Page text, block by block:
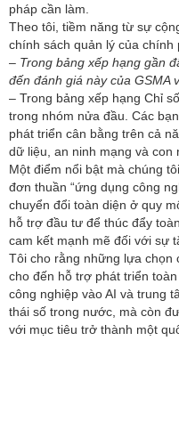
pháp cần làm.
Theo tôi, tiềm năng từ sự
chính sách quản lý của
– Trong bảng xếp hạng gần
đến đánh giá này của GSMA
– Trong bảng xếp hạng Chỉ
trong nhóm nửa đầu. Các
phát triển cân bằng trên cả
dữ liệu, an ninh mạng và con
Một điểm nổi bật mà chúng
đơn thuần “ứng dụng công
chuyển đổi toàn diện ở quy
hỗ trợ đầu tư để thúc đẩy
cam kết mạnh mẽ đối với sự
Tôi cho rằng những lựa chọn
cho đến hỗ trợ phát triển
công nghiệp vào AI và trung
thái số trong nước, mà còn
với mục tiêu trở thành một